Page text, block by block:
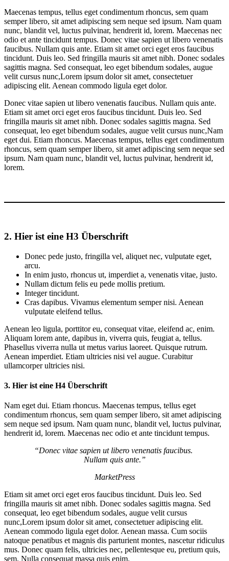
Maecenas tempus, tellus eget condimentum rhoncus, sem quam
semper libero, sit amet adipiscing sem neque sed ipsum. Nam quam
nunc, blandit vel, luctus pulvinar, hendrerit id, lorem. Maecenas nec
odio et ante tincidunt tempus. Donec vitae sapien ut libero venenatis
faucibus. Nullam quis ante. Etiam sit amet orci eget eros faucibus
tincidunt. Duis leo. Sed fringilla mauris sit amet nibh. Donec sodales
sagittis magna. Sed consequat, leo eget bibendum sodales, augue
velit cursus nunc,Lorem ipsum dolor sit amet, consectetuer
adipiscing elit. Aenean commodo ligula eget dolor.
Donec vitae sapien ut libero venenatis faucibus. Nullam quis ante.
Etiam sit amet orci eget eros faucibus tincidunt. Duis leo. Sed
fringilla mauris sit amet nibh. Donec sodales sagittis magna. Sed
consequat, leo eget bibendum sodales, augue velit cursus nunc,Nam
eget dui. Etiam rhoncus. Maecenas tempus, tellus eget condimentum
rhoncus, sem quam semper libero, sit amet adipiscing sem neque sed
ipsum. Nam quam nunc, blandit vel, luctus pulvinar, hendrerit id,
lorem.
2. Hier ist eine H3 Überschrift
Donec pede justo, fringilla vel, aliquet nec, vulputate eget,
arcu.
In enim justo, rhoncus ut, imperdiet a, venenatis vitae, justo.
Nullam dictum felis eu pede mollis pretium.
Integer tincidunt.
Cras dapibus. Vivamus elementum semper nisi. Aenean
vulputate eleifend tellus.
Aenean leo ligula, porttitor eu, consequat vitae, eleifend ac, enim.
Aliquam lorem ante, dapibus in, viverra quis, feugiat a, tellus.
Phasellus viverra nulla ut metus varius laoreet. Quisque rutrum.
Aenean imperdiet. Etiam ultricies nisi vel augue. Curabitur
ullamcorper ultricies nisi.
3. Hier ist eine H4 Überschrift
Nam eget dui. Etiam rhoncus. Maecenas tempus, tellus eget
condimentum rhoncus, sem quam semper libero, sit amet adipiscing
sem neque sed ipsum. Nam quam nunc, blandit vel, luctus pulvinar,
hendrerit id, lorem. Maecenas nec odio et ante tincidunt tempus.
“Donec vitae sapien ut libero venenatis faucibus.
Nullam quis ante.”
MarketPress
Etiam sit amet orci eget eros faucibus tincidunt. Duis leo. Sed
fringilla mauris sit amet nibh. Donec sodales sagittis magna. Sed
consequat, leo eget bibendum sodales, augue velit cursus
nunc,Lorem ipsum dolor sit amet, consectetuer adipiscing elit.
Aenean commodo ligula eget dolor. Aenean massa. Cum sociis
natoque penatibus et magnis dis parturient montes, nascetur ridiculus
mus. Donec quam felis, ultricies nec, pellentesque eu, pretium quis,
sem. Nulla consequat massa quis enim.